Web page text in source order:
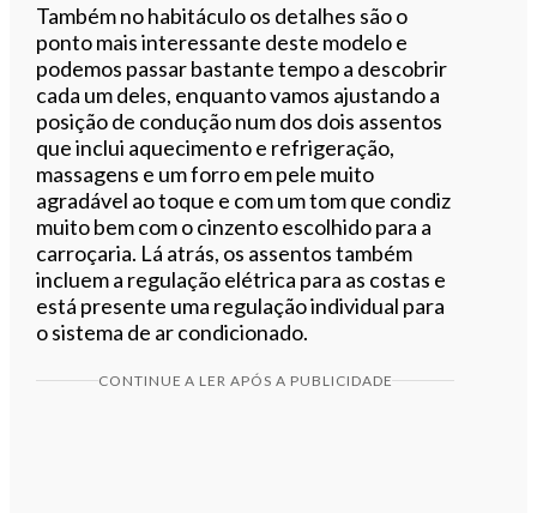
Também no habitáculo os detalhes são o
ponto mais interessante deste modelo e
podemos passar bastante tempo a descobrir
cada um deles, enquanto vamos ajustando a
posição de condução num dos dois assentos
que inclui aquecimento e refrigeração,
massagens e um forro em pele muito
agradável ao toque e com um tom que condiz
muito bem com o cinzento escolhido para a
carroçaria. Lá atrás, os assentos também
incluem a regulação elétrica para as costas e
está presente uma regulação individual para
o sistema de ar condicionado.
CONTINUE A LER APÓS A PUBLICIDADE